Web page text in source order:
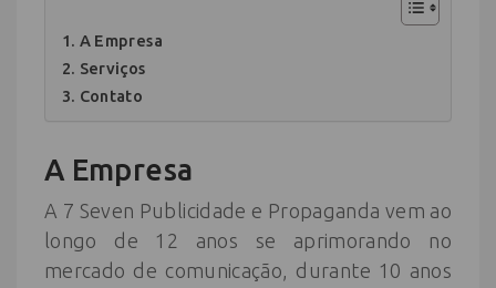
A Empresa
Serviços
Contato
A Empresa
A 7 Seven Publicidade e Propaganda vem ao
longo de 12 anos se aprimorando no
mercado de comunicação, durante 10 anos